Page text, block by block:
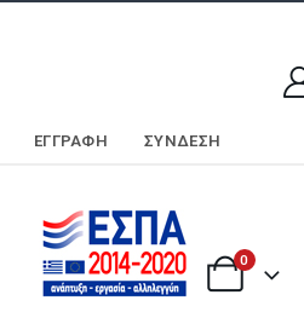
ΕΓΓΡΑΦΗ ΣΎΝΔΕΣΗ
0